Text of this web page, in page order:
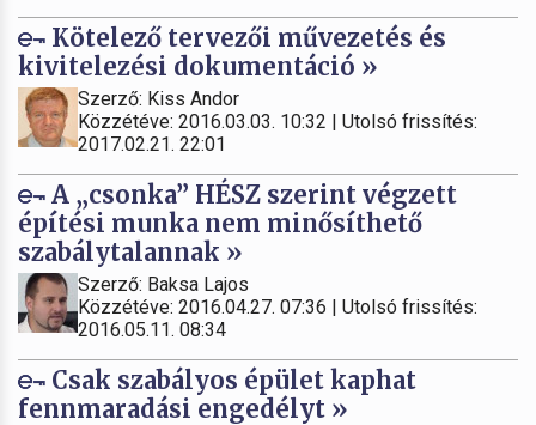
Kötelező tervezői művezetés és
kivitelezési dokumentáció »
Szerző: Kiss Andor
Közzétéve: 2016.03.03. 10:32 | Utolsó frissítés:
2017.02.21. 22:01
A „csonka” HÉSZ szerint végzett
építési munka nem minősíthető
szabálytalannak »
Szerző: Baksa Lajos
Közzétéve: 2016.04.27. 07:36 | Utolsó frissítés:
2016.05.11. 08:34
Csak szabályos épület kaphat
fennmaradási engedélyt »